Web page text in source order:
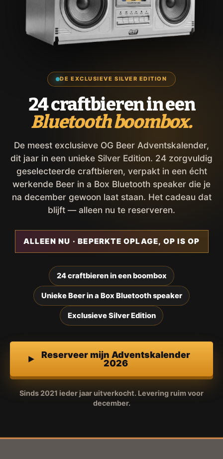
DE EXCLUSIEVE SILVER EDITION
24 craftbieren in een
Bluetooth boombox.
De meest exclusieve OG Beer Adventskalender,
dit jaar in een unieke Silver Edition. 24 zorgvuldig
geselecteerde craftbieren, verpakt in een écht
werkende Beer in a Box Bluetooth speaker die je
na december gewoon laat staan. Het cadeau dat
blijft — alleen nu te reserveren.
ALLEEN NU · BEPERKTE OPLAGE, OP IS OP
24 craftbieren in een boombox
Unieke Beer in a Box Bluetooth speaker
Exclusieve Silver Edition
Reserveer mijn Adventskalender
2026
Sinds 2021 ieder jaar uitverkocht. Levering ruim voor
december.